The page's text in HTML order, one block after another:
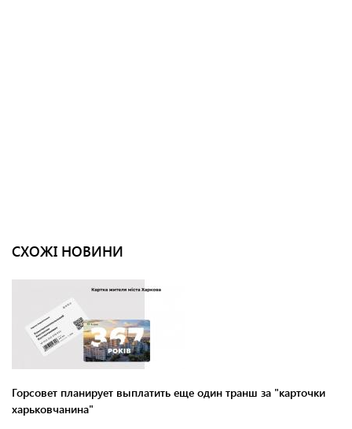
СХОЖІ НОВИНИ
Горсовет планирует выплатить еще один транш за "карточки
харьковчанина"